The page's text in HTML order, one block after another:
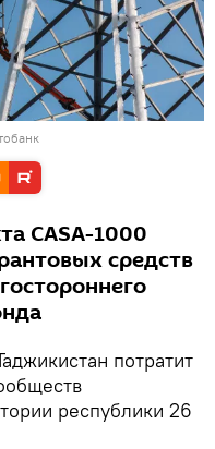
CASA-1000
средств
потратит
республики 26